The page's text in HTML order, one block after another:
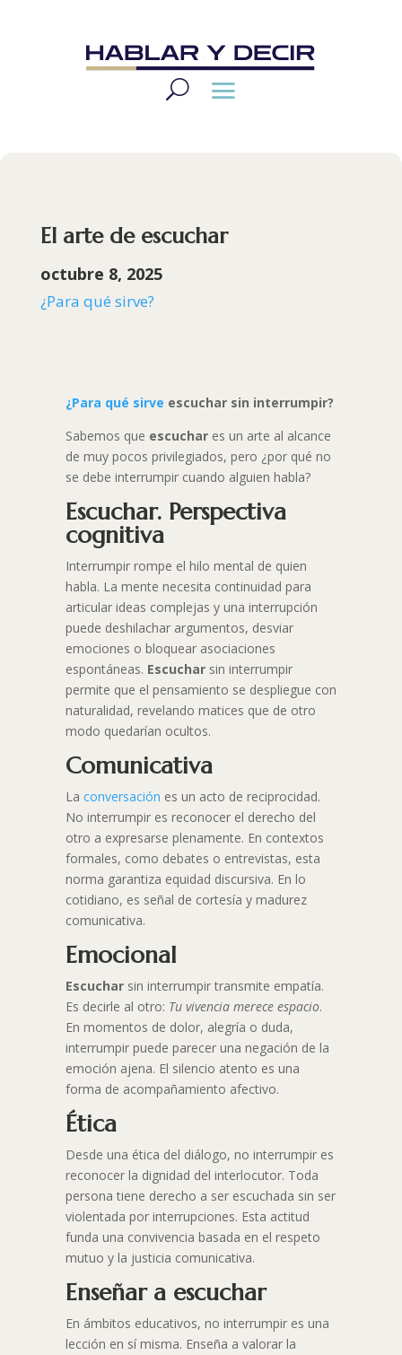
El arte de escuchar
octubre 8, 2025
¿Para qué sirve?
¿Para qué sirve escuchar sin interrumpir?
Sabemos que escuchares un arte al alcance
de muy pocos privilegiados, pero ¿por qué no
se debe interrumpir cuando alguien habla?
Escuchar. Perspectiva
cognitiva
Interrumpir rompe el hilo mental de quien
habla. La mente necesita continuidad para
articular ideas complejas y una interrupción
puede deshilachar argumentos, desviar
emociones o bloquear asociaciones
espontáneas. Escucharsin interrumpir
permite que el pensamiento se despliegue con
naturalidad, revelando matices que de otro
modo quedarían ocultos.
Comunicativa
La conversación es un acto de reciprocidad.
No interrumpir es reconocer el derecho del
otro a expresarse plenamente. En contextos
formales, como debates o entrevistas, esta
norma garantiza equidad discursiva. En lo
cotidiano, es señal de cortesía y madurez
comunicativa.
Emocional
Escucharsin interrumpir transmite empatía.
Es decirle al otro: Tu vivencia merece espacio.
En momentos de dolor, alegría o duda,
interrumpir puede parecer una negación de la
emoción ajena. El silencio atento es una
forma de acompañamiento afectivo.
Ética
Desde una ética del diálogo, no interrumpir es
reconocer la dignidad del interlocutor. Toda
persona tiene derecho a ser escuchada sin ser
violentada por interrupciones. Esta actitud
funda una convivencia basada en el respeto
mutuo y la justicia comunicativa.
Enseñar a escuchar
En ámbitos educativos, no interrumpir es una
lección en sí misma. Enseña a valorar la